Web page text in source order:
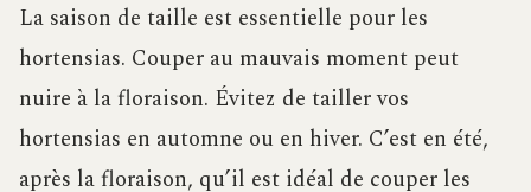
La saison de taille est essentielle pour les
hortensias. Couper au mauvais moment peut
nuire à la floraison. Évitez de tailler vos
hortensias en automne ou en hiver. C’est en été,
après la floraison, qu’il est idéal de couper les